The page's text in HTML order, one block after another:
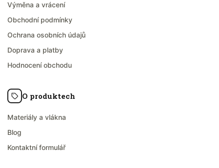
Výměna a vrácení
Obchodní podmínky
Ochrana osobních údajů
Doprava a platby
Hodnocení obchodu
O produktech
Materiály a vlákna
Blog
Kontaktní formulář